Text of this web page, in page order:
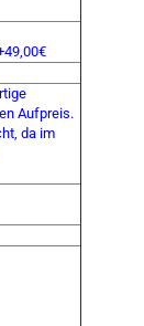
Aufpreis.
da im